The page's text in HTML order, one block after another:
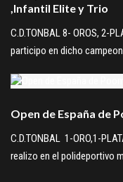
,Infantil Elite y Trio
C.D.TONBAL 8- OROS, 2-
participo en dicho
Open de España de
C.D.TONBAL 1-ORO,1-
realizo en el polideportivo